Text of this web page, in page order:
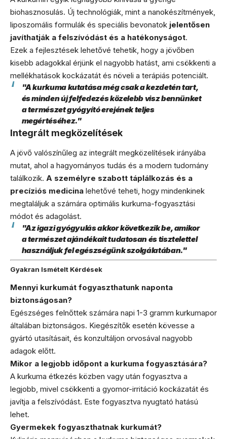
biohasznosulás. Új technológiák, mint a nanokészítmények,
liposzomális formulák és speciális bevonatok jelentősen
javíthatják a felszívódást és a hatékonyságot.
Ezek a fejlesztések lehetővé tehetik, hogy a jövőben
kisebb adagokkal érjünk el nagyobb hatást, ami csökkenti a
mellékhatások kockázatát és növeli a terápiás potenciált.
"A kurkuma kutatása még csak a kezdetén tart,
és minden új felfedezés közelebb visz bennünket
a természet gyógyító erejének teljes
megértéséhez."
Integrált megközelítések
A jövő valószínűleg az integrált megközelítések irányába
mutat, ahol a hagyományos tudás és a modern tudomány
találkozik. A személyre szabott táplálkozás és a
precíziós medicina lehetővé teheti, hogy mindenkinek
megtaláljuk a számára optimális kurkuma-fogyasztási
módot és adagolást.
"Az igazi gyógyulás akkor következik be, amikor
a természet ajándékait tudatosan és tisztelettel
használjuk fel egészségünk szolgálatában."
Gyakran Ismételt Kérdések
Mennyi kurkumát fogyaszthatunk naponta
biztonságosan?
Egészséges felnőttek számára napi 1-3 gramm kurkumapor
általában biztonságos. Kiegészítők esetén kövesse a
gyártó utasításait, és konzultáljon orvosával nagyobb
adagok előtt.
Mikor a legjobb időpont a kurkuma fogyasztására?
A kurkuma étkezés közben vagy után fogyasztva a
legjobb, mivel csökkenti a gyomor-irritáció kockázatát és
javítja a felszívódást. Este fogyasztva nyugtató hatású
lehet.
Gyermekek fogyaszthatnak kurkumát?